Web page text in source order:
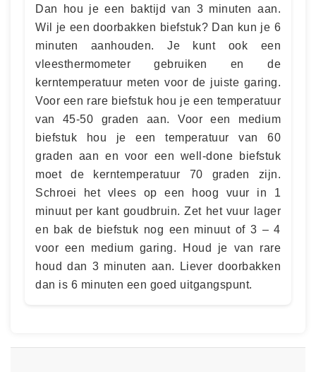
Dan hou je een baktijd van 3 minuten aan.
Wil je een doorbakken biefstuk? Dan kun je 6
minuten aanhouden. Je kunt ook een
vleesthermometer gebruiken en de
kerntemperatuur meten voor de juiste garing.
Voor een rare biefstuk hou je een temperatuur
van 45-50 graden aan. Voor een medium
biefstuk hou je een temperatuur van 60
graden aan en voor een well-done biefstuk
moet de kerntemperatuur 70 graden zijn.
Schroei het vlees op een hoog vuur in 1
minuut per kant goudbruin. Zet het vuur lager
en bak de biefstuk nog een minuut of 3 – 4
voor een medium garing. Houd je van rare
houd dan 3 minuten aan. Liever doorbakken
dan is 6 minuten een goed uitgangspunt.